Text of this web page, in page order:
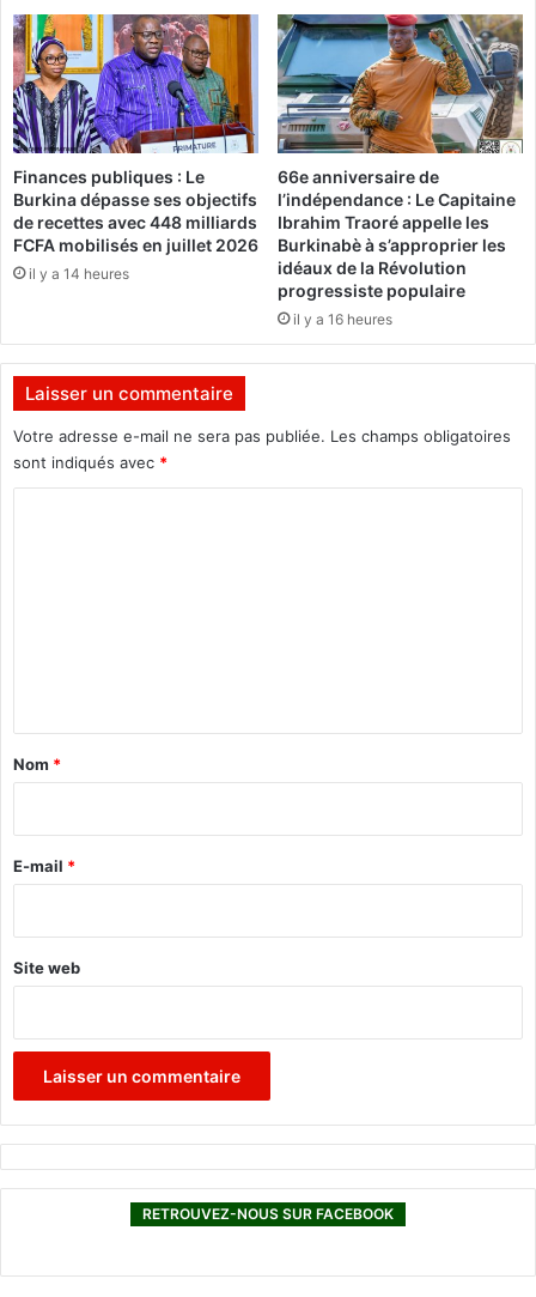
u
r
d
u
p
r
o
c
h
i
e
n
f
a
n
t
’
i
n
t
s
e
à
l
’
q
u
Finances publiques : Le
Burkina dépasse ses objectifs
de recettes avec 448 milliards
FCFA mobilisés en juillet 2026
il y a 14 heures
66e anniversaire de
l’indépendance : Le Capitaine
Ibrahim Traoré appelle les
Burkinabè à s’approprier les
idéaux de la Révolution
progressiste populaire
il y a 16 heures
Laisser un commentaire
Votre adresse e-mail ne sera pas publiée. Les champs obligatoires
sont indiqués avec *
a
e
Nom *
E-mail *
Site web
RETROUVEZ-NOUS SUR FACEBOOK